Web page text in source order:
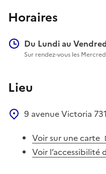
Horaires
Du Lundi au
Sur rendez-vous les
Lieu
9 avenue Victoria
Voir sur une carte
Voir l’accessibilité